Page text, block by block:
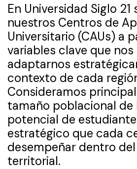
En Universidad Siglo
nuestros Centros de
Universitario (CAUs) a
variables clave que
adaptarnos
contexto de cada
Consideramos
tamaño poblacional de
potencial de
estratégico que cada
desempeñar dentro
territorial.